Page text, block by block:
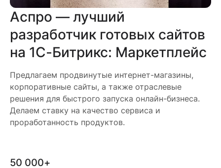
Аспро — лучший
разработчик готовых сайтов
на 1С-Битрикс: Маркетплейс
Предлагаем продвинутые интернет-магазины,
корпоративные сайты, а также отраслевые
решения для быстрого запуска онлайн-бизнеса.
Делаем ставку на качество сервиса и
проработанность продуктов.
50 000+